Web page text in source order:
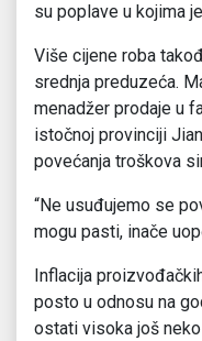
su poplave u kojima
Više cijene roba
srednja preduzeća.
menadžer prodaje u
istočnoj provinciji
povećanja troškova
“Ne usuđujemo se
mogu pasti, inače
Inflacija
posto u odnosu na
ostati visoka još